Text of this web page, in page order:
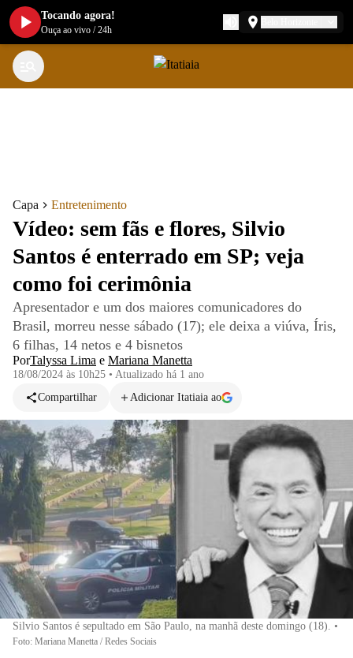
Capa Entretenimento
Vídeo: sem fãs e flores, Silvio
Santos é enterrado em SP; veja
como foi cerimônia
Apresentador e um dos maiores comunicadores do
Brasil, morreu nesse sábado (17); ele deixa a viúva, Íris,
6 filhas, 14 netos e 4 bisnetos
PorTalyssa Lima e Mariana Manetta
18/08/2024 às 10h25 • Atualizado há 1 ano
Compartilhar
Adicionar Itatiaia ao
Silvio Santos é sepultado em São Paulo, na manhã deste domingo (18). •
Foto: Mariana Manetta / Redes Sociais
Tocando agora!
Ouça ao vivo /24h